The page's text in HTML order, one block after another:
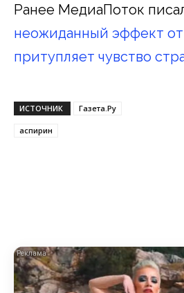
Ранее МедиаПоток
неожиданный эффект от
притупляет чувство
ИСТОЧНИК Газета.Ру
аспирин